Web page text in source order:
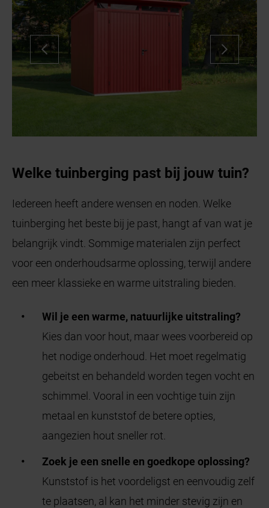
Welke tuinberging past bij jouw tuin?
Iedereen heeft andere wensen en noden. Welke
tuinberging het beste bij je past, hangt af van wat je
belangrijk vindt. Sommige materialen zijn perfect
voor een onderhoudsarme oplossing, terwijl andere
een meer klassieke en warme uitstraling bieden.
Wil je een warme, natuurlijke uitstraling?
Kies dan voor hout, maar wees voorbereid op
het nodige onderhoud. Het moet regelmatig
gebeitst en behandeld worden tegen vocht en
schimmel. Vooral in een vochtige tuin zijn
metaal en kunststof de betere opties,
aangezien hout sneller rot.
Zoek je een snelle en goedkope oplossing?
Kunststof is het voordeligst en eenvoudig zelf
te plaatsen, al kan het minder stevig zijn en